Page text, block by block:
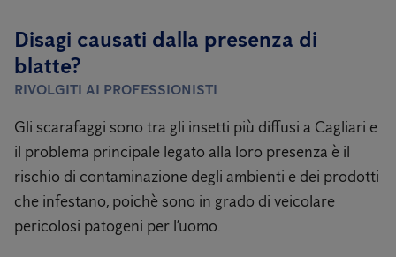
Disagi causati dalla presenza di
blatte?
RIVOLGITI AI PROFESSIONISTI
Gli scarafaggi sono tra gli insetti più diffusi a Cagliari e
il problema principale legato alla loro presenza è il
rischio di contaminazione degli ambienti e dei prodotti
che infestano, poichè sono in grado di veicolare
pericolosi patogeni per l’uomo.